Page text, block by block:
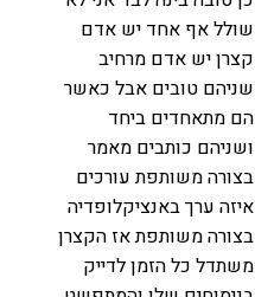
שולל אף אחד יש אדם
קצרן יש אדם מרחיב
שניהם טובים אבל כאשר
הם מתאחדים ביחד
ושניהם כותבים מאמר
בצורה משותפת עורכים
איזה ערך באנציקלופדיה
בצורה משותפת אז הקצרן
משתדל כל הזמן לדייק